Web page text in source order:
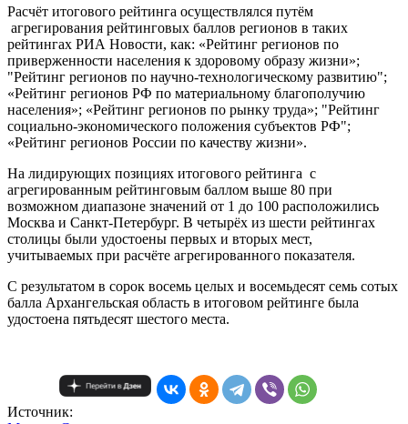
Расчёт итогового рейтинга осуществлялся путём
агрегирования рейтинговых баллов регионов в таких
рейтингах РИА Новости, как: «Рейтинг регионов по
приверженности населения к здоровому образу жизни»;
"Рейтинг регионов по научно-технологическому развитию";
«Рейтинг регионов РФ по материальному благополучию
населения»; «Рейтинг регионов по рынку труда»; "Рейтинг
социально-экономического положения субъектов РФ";
«Рейтинг регионов России по качеству жизни».
На лидирующих позициях итогового рейтинга с
агрегированным рейтинговым баллом выше 80 при
возможном диапазоне значений от 1 до 100 расположились
Москва и Санкт-Петербург. В четырёх из шести рейтингах
столицы были удостоены первых и вторых мест,
учитываемых при расчёте агрегированного показателя.
С результатом в сорок восемь целых и восемьдесят семь сотых
балла Архангельская область в итоговом рейтинге была
удостоена пятьдесят шестого места.
Источник: